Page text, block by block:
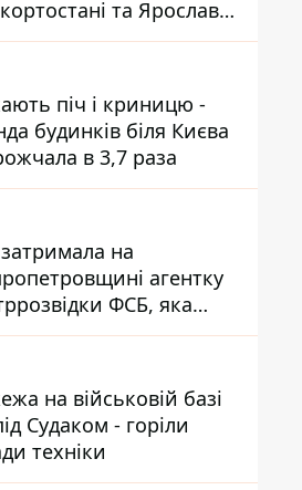
та Ярославлі
піч і криницю -
будинків біля Києва
в 3,7 раза
на
агентку
ФСБ, яка
теракти –
за військовими
на військовій базі
Судаком - горіли
техніки